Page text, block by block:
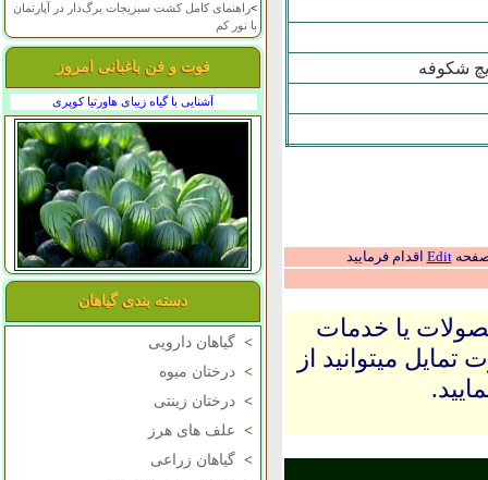
>راهنمای کامل کشت سبزیجات برگ‌دار در آپارتمان
با نور کم
فوت و فن باغبانی امروز
آشنایی با گیاه زیبای هاورتیا کوپری
دسته بندی گیاهان
> گیاهان دارویی
> درختان میوه
> درختان زینتی
> علف های هرز
> گیاهان زراعی
شکوفه
صفحهEdit اقدام فرمایید
یا خدمات
میتوانید از